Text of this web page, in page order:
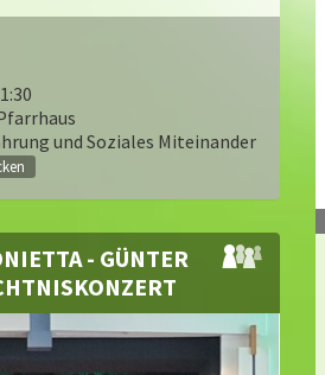
und Soziales Miteinander
- GÜNTER